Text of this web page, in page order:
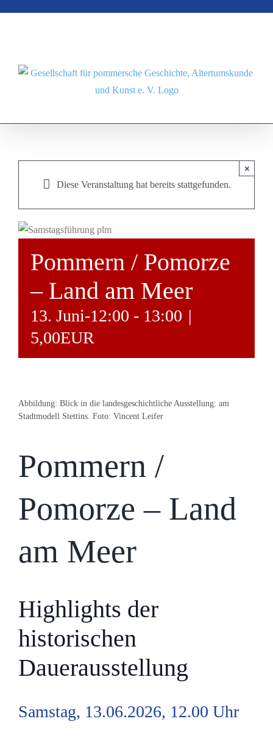
Diese Veranstaltung hat bereits stattgefunden.
×
Pommern / Pomorze
– Land am Meer
13. Juni-12:00 - 13:00 |
5,00EUR
Abbildung: Blick in die landesgeschichtliche Ausstellung: am
Stadtmodell Stettins. Foto: Vincent Leifer
Pommern /
Pomorze – Land
am Meer
Highlights der
historischen
Dauerausstellung
Samstag, 13.06.2026, 12.00 Uhr